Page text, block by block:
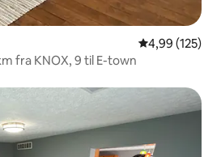
4,99 ud af 5 i
4,99 (125)
fra KNOX, 9 til E-town